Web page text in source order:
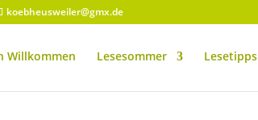
koebheusweiler@gmx.de
Willkommen Lesesommer Lesetipps